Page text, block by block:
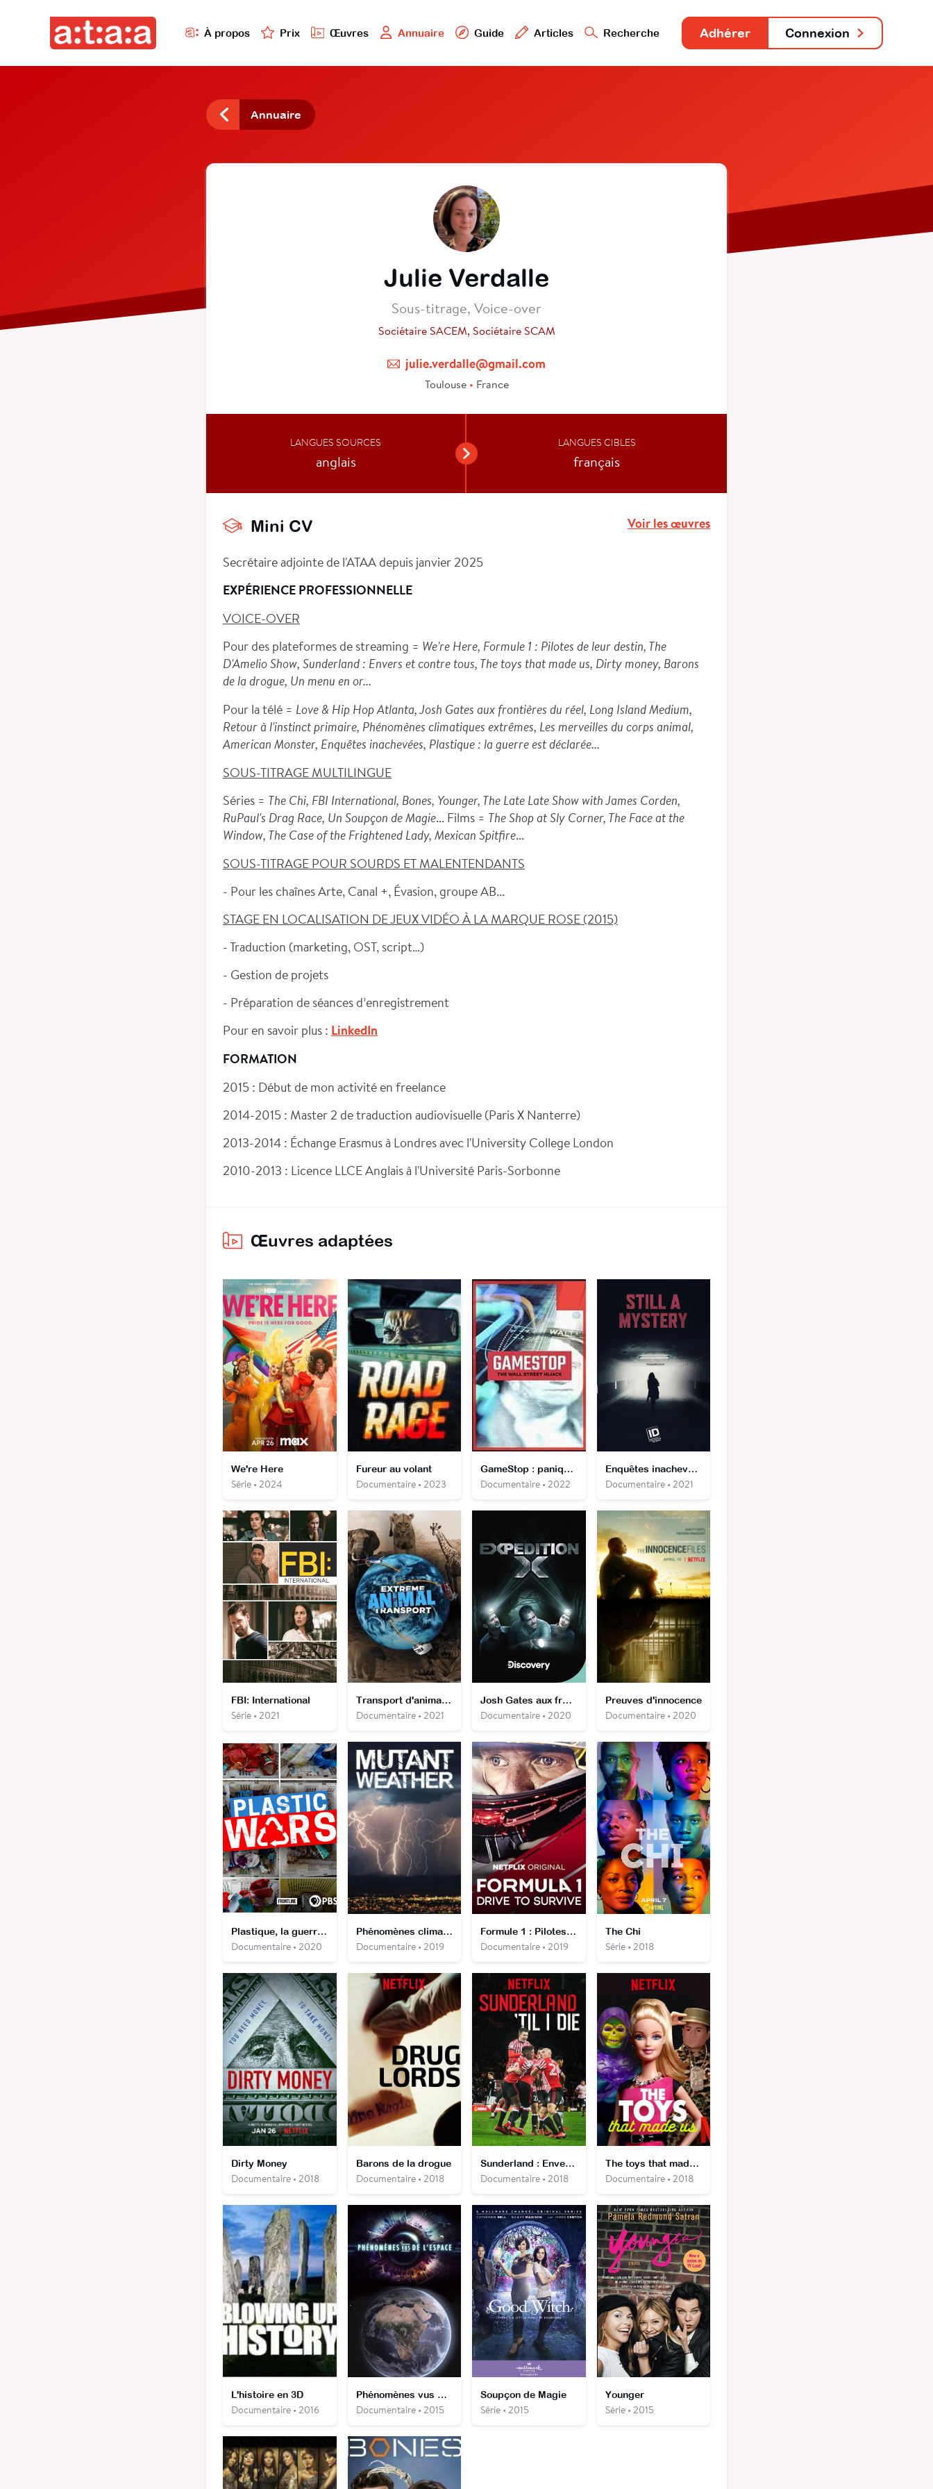
À propos Prix Œuvres Annuaire Guide Articles Recherche Adhérer Connexion
Annuaire
Julie Verdalle
Sous-titrage, Voice-over
Sociétaire SACEM, Sociétaire SCAM
julie.verdalle@gmail.com
Toulouse • France
LANGUES SOURCES
anglais
LANGUES CIBLES
français
Mini CV Voir les œuvres
Secrétaire adjointe de l'ATAA depuis janvier 2025
EXPÉRIENCE PROFESSIONNELLE
VOICE-OVER
Pour des plateformes de streaming = We're Here, Formule 1 : Pilotes de leur destin, The
D'Amelio Show, Sunderland : Envers et contre tous, The toys that made us, Dirty money, Barons
de la drogue, Un menu en or...
Pour la télé = Love & Hip Hop Atlanta, Josh Gates aux frontières du réel, Long Island Medium,
Retour à l'instinct primaire, Phénomènes climatiques extrêmes, Les merveilles du corps animal,
American Monster, Enquêtes inachevées, Plastique : la guerre est déclarée...
SOUS-TITRAGE MULTILINGUE
Séries = The Chi, FBI International, Bones, Younger, The Late Late Show with James Corden,
RuPaul's Drag Race, Un Soupçon de Magie... Films = The Shop at Sly Corner, The Face at the
Window, The Case of the Frightened Lady, Mexican Spitfire...
SOUS-TITRAGE POUR SOURDS ET MALENTENDANTS
- Pour les chaînes Arte, Canal +, Évasion, groupe AB...
STAGE EN LOCALISATION DE JEUX VIDÉO À LA MARQUE ROSE (2015)
- Traduction (marketing, OST, script…)
- Gestion de projets
- Préparation de séances d’enregistrement
Pour en savoir plus : LinkedIn
FORMATION
2015 : Début de mon activité en freelance
2014-2015 : Master 2 de traduction audiovisuelle (Paris X Nanterre)
2013-2014 : Échange Erasmus à Londres avec l'University College London
2010-2013 : Licence LLCE Anglais à l'Université Paris-Sorbonne
Œuvres adaptées
We're Here
Série • 2024
Fureur au volant
Documentaire • 2023
GameStop : panique à Wall Street
Documentaire • 2022
Enquêtes inachevées
Documentaire • 2021
FBI: International
Série • 2021
Transport d'animaux : convoi sous haute tension
Documentaire • 2021
Josh Gates aux frontières du réel
Documentaire • 2020
Preuves d'innocence
Documentaire • 2020
Plastique, la guerre est déclarée
Documentaire • 2020
Phénomènes climatiques extrêmes
Documentaire • 2019
Formule 1 : Pilotes de leur destin
Documentaire • 2019
The Chi
Série • 2018
Dirty Money
Documentaire • 2018
Barons de la drogue
Documentaire • 2018
Sunderland : Envers et contre tous
Documentaire • 2018
The toys that made us
Documentaire • 2018
L'histoire en 3D
Documentaire • 2016
Phénomènes vus de l'espace
Documentaire • 2015
Soupçon de Magie
Série • 2015
Younger
Série • 2015